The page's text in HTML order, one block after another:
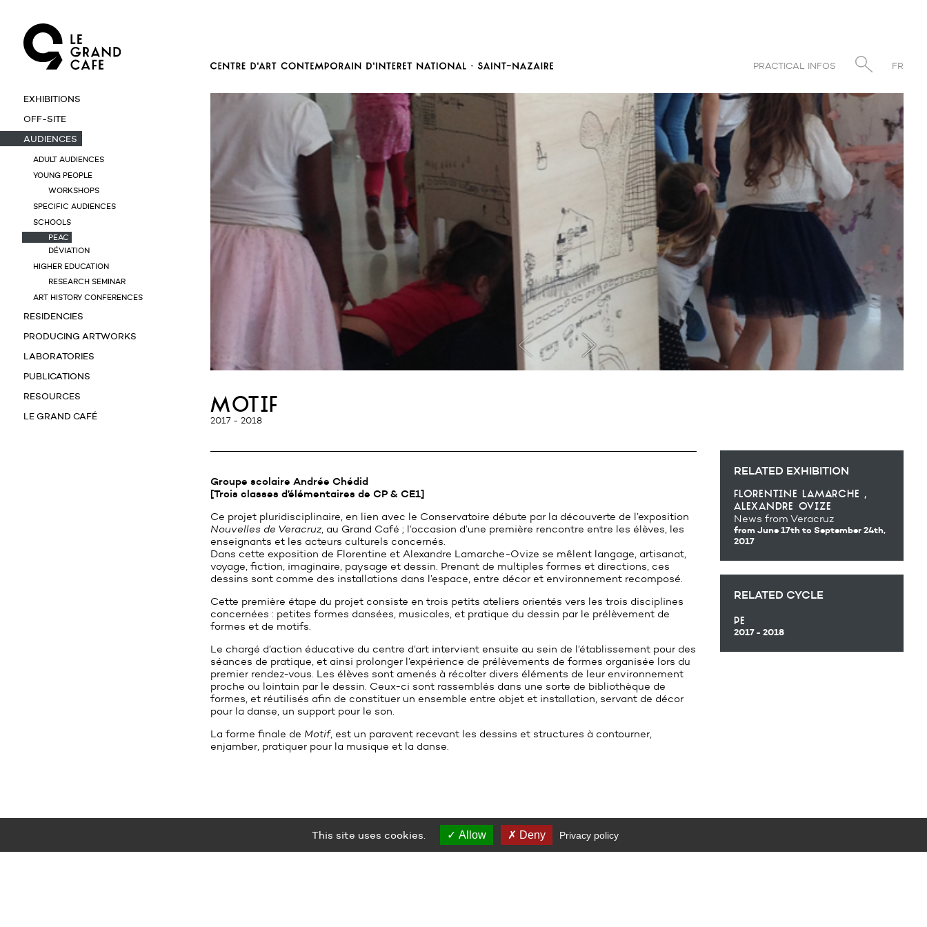
EXHIBITIONS
OFF-SITE
AUDIENCES
ADULT AUDIENCES
YOUNG PEOPLE
WORKSHOPS
SPECIFIC AUDIENCES
SCHOOLS
PEAC
DÉVIATION
HIGHER EDUCATION
RESEARCH SEMINAR
ART HISTORY CONFERENCES
RESIDENCIES
PRODUCING ARTWORKS
LABORATORIES
PUBLICATIONS
RESOURCES
LE GRAND CAFÉ
PRACTICAL INFOS FR
motif
2017 - 2018
RELATED EXHIBITION
florentine lamarche
alexandre ovize
News from Veracruz
from June 17th to September 24th,
2017
RELATED CYCLE
pe
2017 - 2018
Groupe scolaire Andrée Chédid
[Trois classes d’élémentaires de CP & CE1]
Ce projet pluridisciplinaire, en lien avec le Conservatoire débute par la découverte de l’exposition
Nouvelles de Veracruz, au Grand Café ; l’occasion d’une première rencontre entre les élèves, les
enseignants et les acteurs culturels concernés.
Dans cette exposition de Florentine et Alexandre Lamarche-Ovize se mêlent langage, artisanat,
voyage, fiction, imaginaire, paysage et dessin. Prenant de multiples formes et directions, ces
dessins sont comme des installations dans l’espace, entre décor et environnement recomposé.
Cette première étape du projet consiste en trois petits ateliers orientés vers les trois disciplines
concernées : petites formes dansées, musicales, et pratique du dessin par le prélèvement de
formes et de motifs.
Le chargé d’action éducative du centre d’art intervient ensuite au sein de l’établissement pour des
séances de pratique, et ainsi prolonger l’expérience de prélèvements de formes organisée lors du
premier rendez-vous. Les élèves sont amenés à récolter divers éléments de leur environnement
proche ou lointain par le dessin. Ceux-ci sont rassemblés dans une sorte de bibliothèque de
formes, et réutilisés afin de constituer un ensemble entre objet et installation, servant de décor
pour la danse, un support pour le son.
La forme finale de Motif, est un paravent recevant les dessins et structures à contourner,
enjamber, pratiquer pour la musique et la danse.
This site uses cookies. Allow Deny Privacy policy